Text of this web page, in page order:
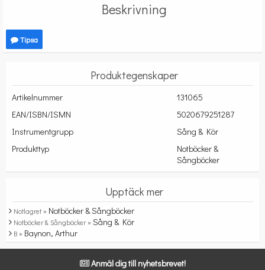
Beskrivning
Tipsa
Produktegenskaper
Artikelnummer
131065
EAN/ISBN/ISMN
5020679251287
Instrumentgrupp
Sång & Kör
Produkttyp
Notböcker &
Sångböcker
Upptäck mer
Notlagret » Notböcker & Sångböcker
Notböcker & Sångböcker » Sång & Kör
B » Baynon, Arthur
Anmäl dig till nyhetsbrevet!